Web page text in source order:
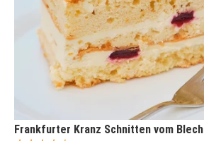
Frankfurter Kranz Schnitten vom Blech